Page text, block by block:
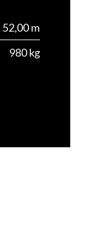
52,00 m
980 kg